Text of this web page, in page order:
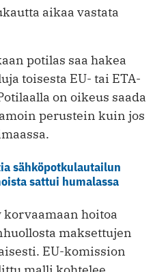
aikaa vastata
potilas saa hakea
toisesta EU- tai ETA-
on oikeus saada
perustein kuin jos
sähköpotkulautailun
sattui humalassa
korvaamaan hoitoa
maksettujen
EU-komission